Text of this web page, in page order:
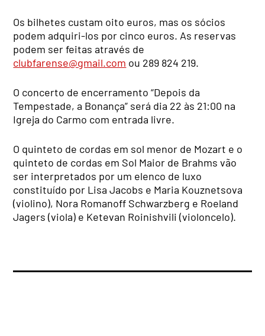
Os bilhetes custam oito euros, mas os sócios
podem adquiri-los por cinco euros. As reservas
podem ser feitas através de
clubfarense@gmail.com ou 289 824 219.
O concerto de encerramento “Depois da
Tempestade, a Bonança” será dia 22 às 21:00 na
Igreja do Carmo com entrada livre.
O quinteto de cordas em sol menor de Mozart e o
quinteto de cordas em Sol Maior de Brahms vão
ser interpretados por um elenco de luxo
constituído por Lisa Jacobs e Maria Kouznetsova
(violino), Nora Romanoff Schwarzberg e Roeland
Jagers (viola) e Ketevan Roinishvili (violoncelo).